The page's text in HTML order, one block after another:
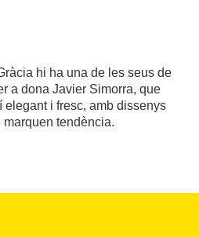
hi ha una de les seus de
a dona Javier Simorra, que
elegant i fresc, amb dissenys
tendència.